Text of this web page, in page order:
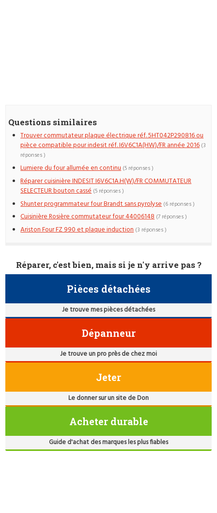
Questions similaires
Trouver commutateur plaque électrique réf. 5HT042P290816 ou
pièce compatible pour indesit réf. I6V6C1A(HW)/FR année 2016 (3
réponses )
Lumiere du four allumée en continu (5 réponses )
Réparer cuisinière INDESIT I6V6C1A.H(W)/FR COMMUTATEUR
SELECTEUR bouton cassé (5 réponses )
Shunter programmateur four Brandt sans pyrolyse (6 réponses )
Cuisinière Rosière commutateur four 44006148 (7 réponses )
Ariston Four FZ 990 et plaque induction (3 réponses )
Réparer, c'est bien, mais si je n'y arrive pas ?
Pièces détachées
Je trouve mes pièces détachées
Dépanneur
Je trouve un pro près de chez moi
Jeter
Le donner sur un site de Don
Acheter durable
Guide d'achat des marques les plus fiables